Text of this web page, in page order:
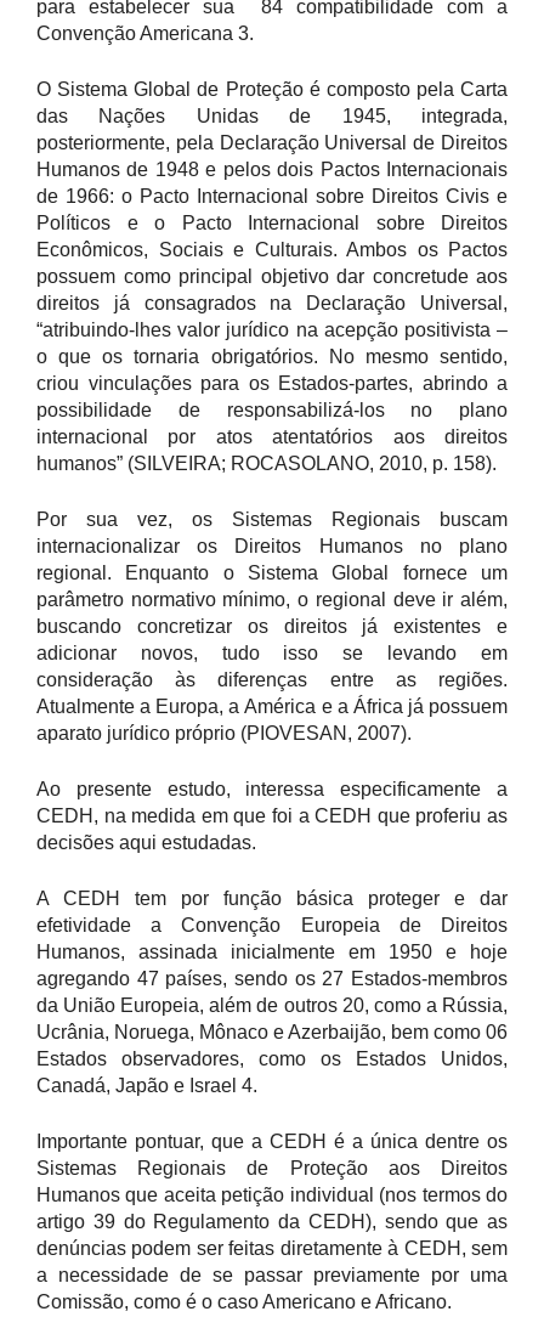
para estabelecer sua 84 compatibilidade com a
Convenção Americana 3.
O Sistema Global de Proteção é composto pela Carta
das Nações Unidas de 1945, integrada,
posteriormente, pela Declaração Universal de Direitos
Humanos de 1948 e pelos dois Pactos Internacionais
de 1966: o Pacto Internacional sobre Direitos Civis e
Políticos e o Pacto Internacional sobre Direitos
Econômicos, Sociais e Culturais. Ambos os Pactos
possuem como principal objetivo dar concretude aos
direitos já consagrados na Declaração Universal,
“atribuindo-lhes valor jurídico na acepção positivista –
o que os tornaria obrigatórios. No mesmo sentido,
criou vinculações para os Estados-partes, abrindo a
possibilidade de responsabilizá-los no plano
internacional por atos atentatórios aos direitos
humanos” (SILVEIRA; ROCASOLANO, 2010, p. 158).
Por sua vez, os Sistemas Regionais buscam
internacionalizar os Direitos Humanos no plano
regional. Enquanto o Sistema Global fornece um
parâmetro normativo mínimo, o regional deve ir além,
buscando concretizar os direitos já existentes e
adicionar novos, tudo isso se levando em
consideração às diferenças entre as regiões.
Atualmente a Europa, a América e a África já possuem
aparato jurídico próprio (PIOVESAN, 2007).
Ao presente estudo, interessa especificamente a
CEDH, na medida em que foi a CEDH que proferiu as
decisões aqui estudadas.
A CEDH tem por função básica proteger e dar
efetividade a Convenção Europeia de Direitos
Humanos, assinada inicialmente em 1950 e hoje
agregando 47 países, sendo os 27 Estados-membros
da União Europeia, além de outros 20, como a Rússia,
Ucrânia, Noruega, Mônaco e Azerbaijão, bem como 06
Estados observadores, como os Estados Unidos,
Canadá, Japão e Israel 4.
Importante pontuar, que a CEDH é a única dentre os
Sistemas Regionais de Proteção aos Direitos
Humanos que aceita petição individual (nos termos do
artigo 39 do Regulamento da CEDH), sendo que as
denúncias podem ser feitas diretamente à CEDH, sem
a necessidade de se passar previamente por uma
Comissão, como é o caso Americano e Africano.